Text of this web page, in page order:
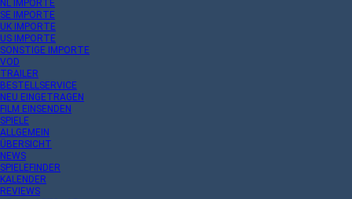
NL IMPORTE
SE IMPORTE
UK IMPORTE
US IMPORTE
SONSTIGE IMPORTE
VOD
TRAILER
BESTELLSERVICE
NEU EINGETRAGEN
FILM EINSENDEN
SPIELE
ALLGEMEIN
ÜBERSICHT
NEWS
SPIELEFINDER
KALENDER
REVIEWS